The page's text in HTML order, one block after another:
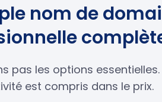
nom de
pas les options
est compris dans le prix.